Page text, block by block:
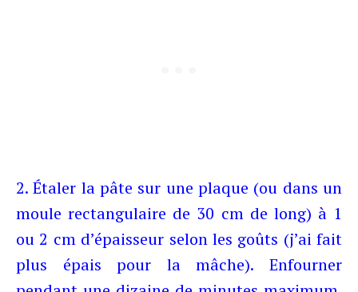
2. Étaler la pâte sur une plaque (ou dans un
moule rectangulaire de 30 cm de long) à 1
ou 2 cm d’épaisseur selon les goûts (j’ai fait
plus épais pour la mâche). Enfourner